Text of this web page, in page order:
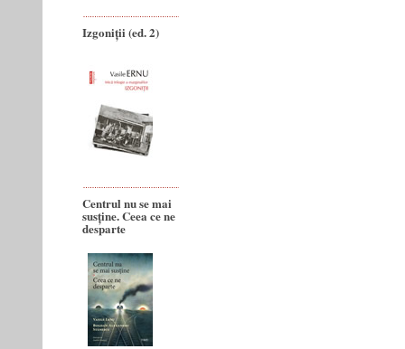
Izgoniții (ed. 2)
Centrul nu se mai
susține. Ceea ce ne
desparte